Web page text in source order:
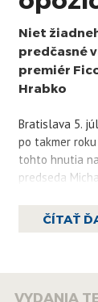
Niet
predčasné
premiér
Hrabko
Bratislava 5.
po takmer
tohto hnutia
predseda
pohľadu bolo
povedal
ČÍTAŤ
VYDANIA